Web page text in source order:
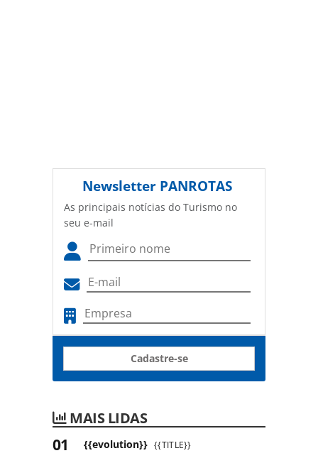
Newsletter PANROTAS
As principais notícias do Turismo no
seu e-mail
Cadastre-se
MAIS LIDAS
{{evolution}} {{TITLE}}